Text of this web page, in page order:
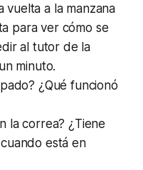
vuelta a la manzana
para ver cómo se
al tutor de la
minuto.
¿Qué funcionó
la correa? ¿Tiene
está en